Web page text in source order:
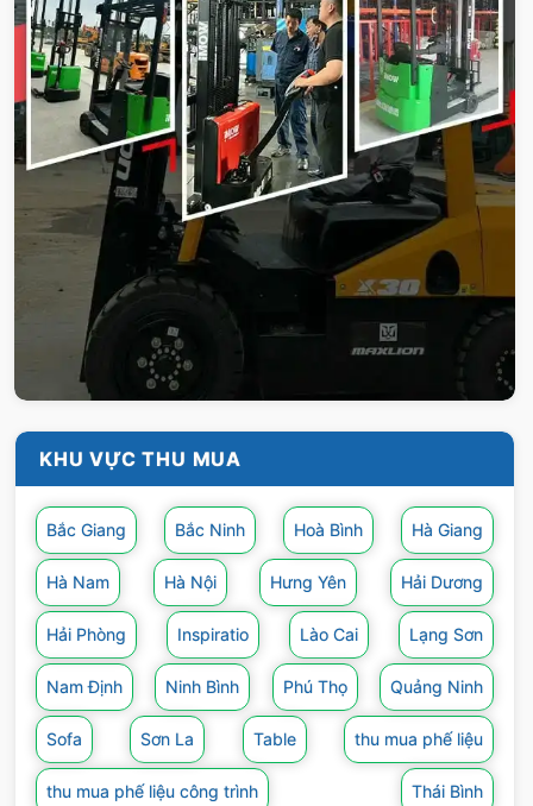
KHU VỰC THU MUA
Bắc Giang Bắc Ninh Hoà Bình Hà Giang
Hà Nam Hà Nội Hưng Yên Hải Dương
Hải Phòng Inspiratio Lào Cai Lạng Sơn
Nam Định Ninh Bình Phú Thọ Quảng Ninh
Sofa Sơn La Table thu mua phế liệu
thu mua phế liệu công trình Thái Bình
thì hai bên sẽ tiến hành cam kết, ký hợp đồng
thu mua.
Bước 3: Tiến hành thu mua
Sau khi hai bên thống nhất được mức giá,
chúng tôi sẽ sử dụng xe chuyên chở để vận
chuyển và thanh toán đầy đủ cho khách hàng.
Kết thúc quá trình thu gom phế liệu sắt một
cách nhanh chóng và sạch sẽ.
Ngoài dịch vụ thu mua phế liệu sắt, công ty
chúng tôi còn tiến hành thu mua các loại phế
liệu khác như đồng, hợp kim, vải, nhôm, innox,
giấy, nhựa,… với mức giá cao.